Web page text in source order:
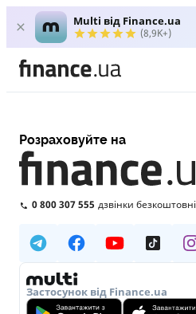
Multi від Finance.ua
(8,9K+)
Розраховуйте на
0 800 307 555 дзвінки безкоштовні
Застосунок від Finance.ua